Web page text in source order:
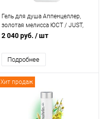
Гель для душа Аппенцеллер,
золотая мелисса ЮСТ / JUST,
100 мл
2 040 руб. / шт
Подробнее
Хит продаж